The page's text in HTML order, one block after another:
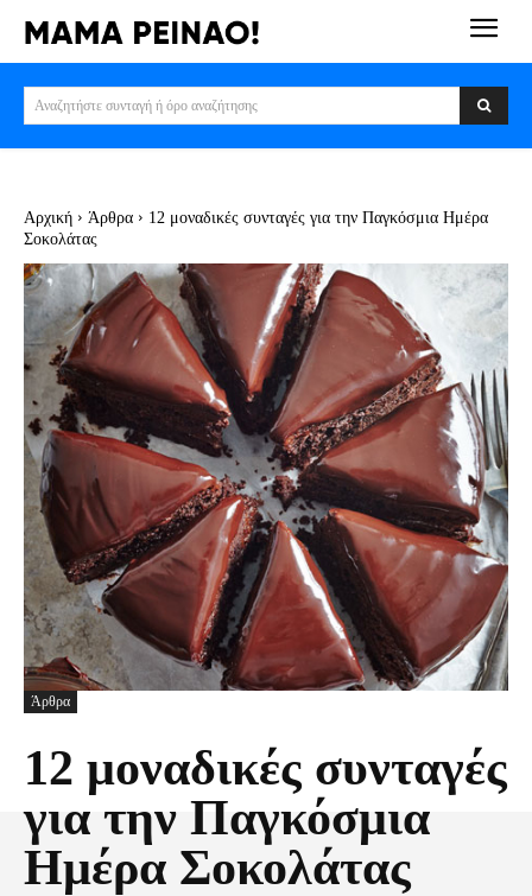
Αναζητήστε συνταγή ή όρο αναζήτησης
Αρχική Άρθρα
12 μοναδικές συνταγές για την Παγκόσμια Ημέρα
Σοκολάτας
Άρθρα
12 μοναδικές συνταγές
για την Παγκόσμια
Ημέρα Σοκολάτας